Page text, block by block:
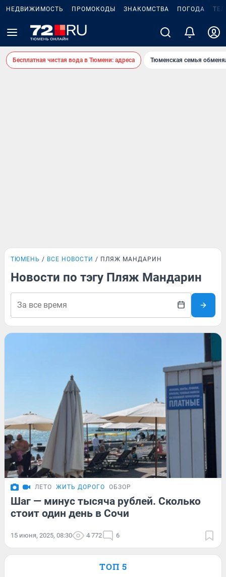
НЕДВИЖИМОСТЬ ПРОМОКОДЫ ЗНАКОМСТВА ПОГОДА
Бесплатная чистая вода в Тюмени: адреса Тюменская семья
ТЮМЕНЬ ВСЕ НОВОСТИ ПЛЯЖ МАНДАРИН
Новости по тэгу Пляж Мандарин
ЛЕТО ЖИТЬ ДОРОГО ОБЗОР
Шаг — минус тысяча рублей. Сколько
стоит один день в Сочи
15 июня, 2025, 08:30 4 772 6
ТОП 5